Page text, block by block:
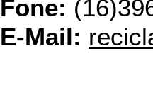
Fone:
E-Mail: